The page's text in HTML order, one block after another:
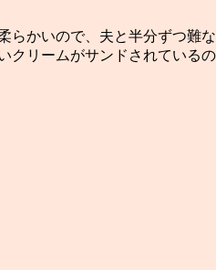
らかいので、夫と半分ずつ難な
クリームがサンドされているの